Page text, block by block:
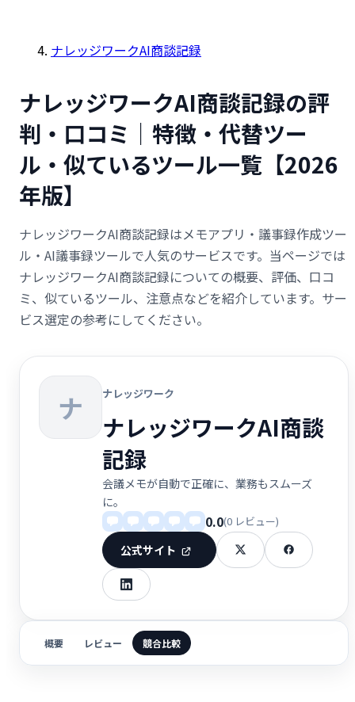
ナレッジワークAI商談記録
ナレッジワークAI商談記録の評
判・口コミ｜特徴・代替ツー
ル・似ているツール一覧【2026
年版】
ナレッジワークAI商談記録はメモアプリ・議事録作成ツー
ル・AI議事録ツールで人気のサービスです。当ページでは
ナレッジワークAI商談記録についての概要、評価、口コ
ミ、似ているツール、注意点などを紹介しています。サー
ビス選定の参考にしてください。
ナ ナレッジワーク
ナレッジワークAI商談
記録
会議メモが自動で正確に、業務もスムーズ
に。
0.0(0 レビュー)
公式サイト
概要 レビュー 競合比較